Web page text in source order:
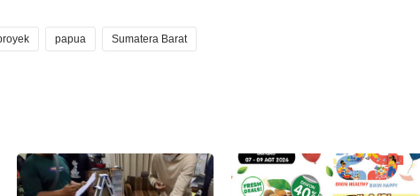
papua Sumatera Barat